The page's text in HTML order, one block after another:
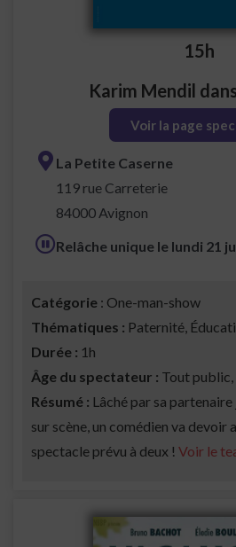
15h
Karim Mendil
Voir la page
La Petite Caserne
119 rue Carreterie
84000 Avignon
Relâche unique le lundi 21
Catégorie : One-man-show
Thématiques : Paternité,
Durée : 1h
Âge du spectateur : Tout public,
Résumé : Lâché par sa
sur scène, un comédien va devoir
spectacle prévu à deux ! Voir le